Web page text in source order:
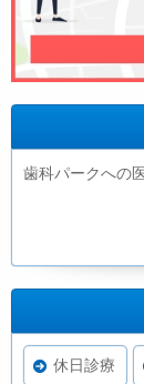
歯科パークへの
休日診療